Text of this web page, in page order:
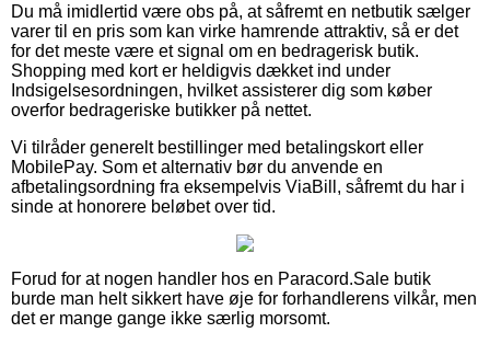
Du må imidlertid være obs på, at såfremt en netbutik sælger
varer til en pris som kan virke hamrende attraktiv, så er det
for det meste være et signal om en bedragerisk butik.
Shopping med kort er heldigvis dækket ind under
Indsigelsesordningen, hvilket assisterer dig som køber
overfor bedrageriske butikker på nettet.
Vi tilråder generelt bestillinger med betalingskort eller
MobilePay. Som et alternativ bør du anvende en
afbetalingsordning fra eksempelvis ViaBill, såfremt du har i
sinde at honorere beløbet over tid.
Forud for at nogen handler hos en Paracord.Sale butik
burde man helt sikkert have øje for forhandlerens vilkår, men
det er mange gange ikke særlig morsomt.